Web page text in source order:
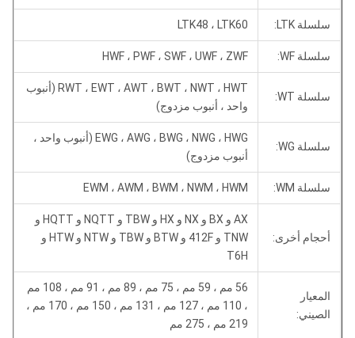
سلسلة LTK: LTK48 ، LTK60
سلسلة WF: HWF ، PWF ، SWF ، UWF ، ZWF
سلسلة WT:
RWT ، EWT ، AWT ، BWT ، NWT ، HWT (أنبوب
واحد ، أنبوب مزدوج)
سلسلة WG:
EWG ، AWG ، BWG ، NWG ، HWG (أنبوب واحد ،
أنبوب مزدوج)
سلسلة WM: EWM ، AWM ، BWM ، NWM ، HWM
أحجام أخرى:
AX و BX و NX و HX و TBW و NQTT و HQTT و
TNW و 412F و BTW و TBW و NTW و HTW و
T6H
المعيار
الصيني:
56 مم ، 59 مم ، 75 مم ، 89 مم ، 91 مم ، 108 مم
، 110 مم ، 127 مم ، 131 مم ، 150 مم ، 170 مم ،
219 مم ، 275 مم